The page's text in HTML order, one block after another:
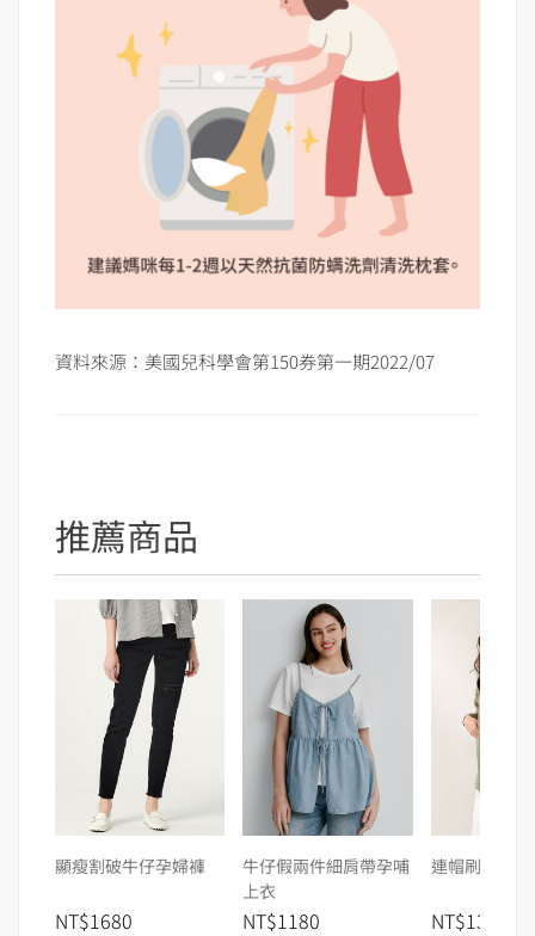
資料來源：美國兒科學會第150券第一期2022/07
推薦商品
顯瘦割破牛仔孕婦褲
NT$1680
牛仔假兩件細肩帶孕哺
上衣
NT$1180
連帽刷毛寬
NT$1380